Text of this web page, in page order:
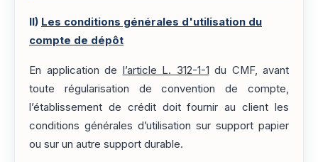
II) Les conditions générales d'utilisation du
compte de dépôt
En application de l’article L. 312-1-1 du CMF, avant
toute régularisation de convention de compte,
l’établissement de crédit doit fournir au client les
conditions générales d’utilisation sur support papier
ou sur un autre support durable.